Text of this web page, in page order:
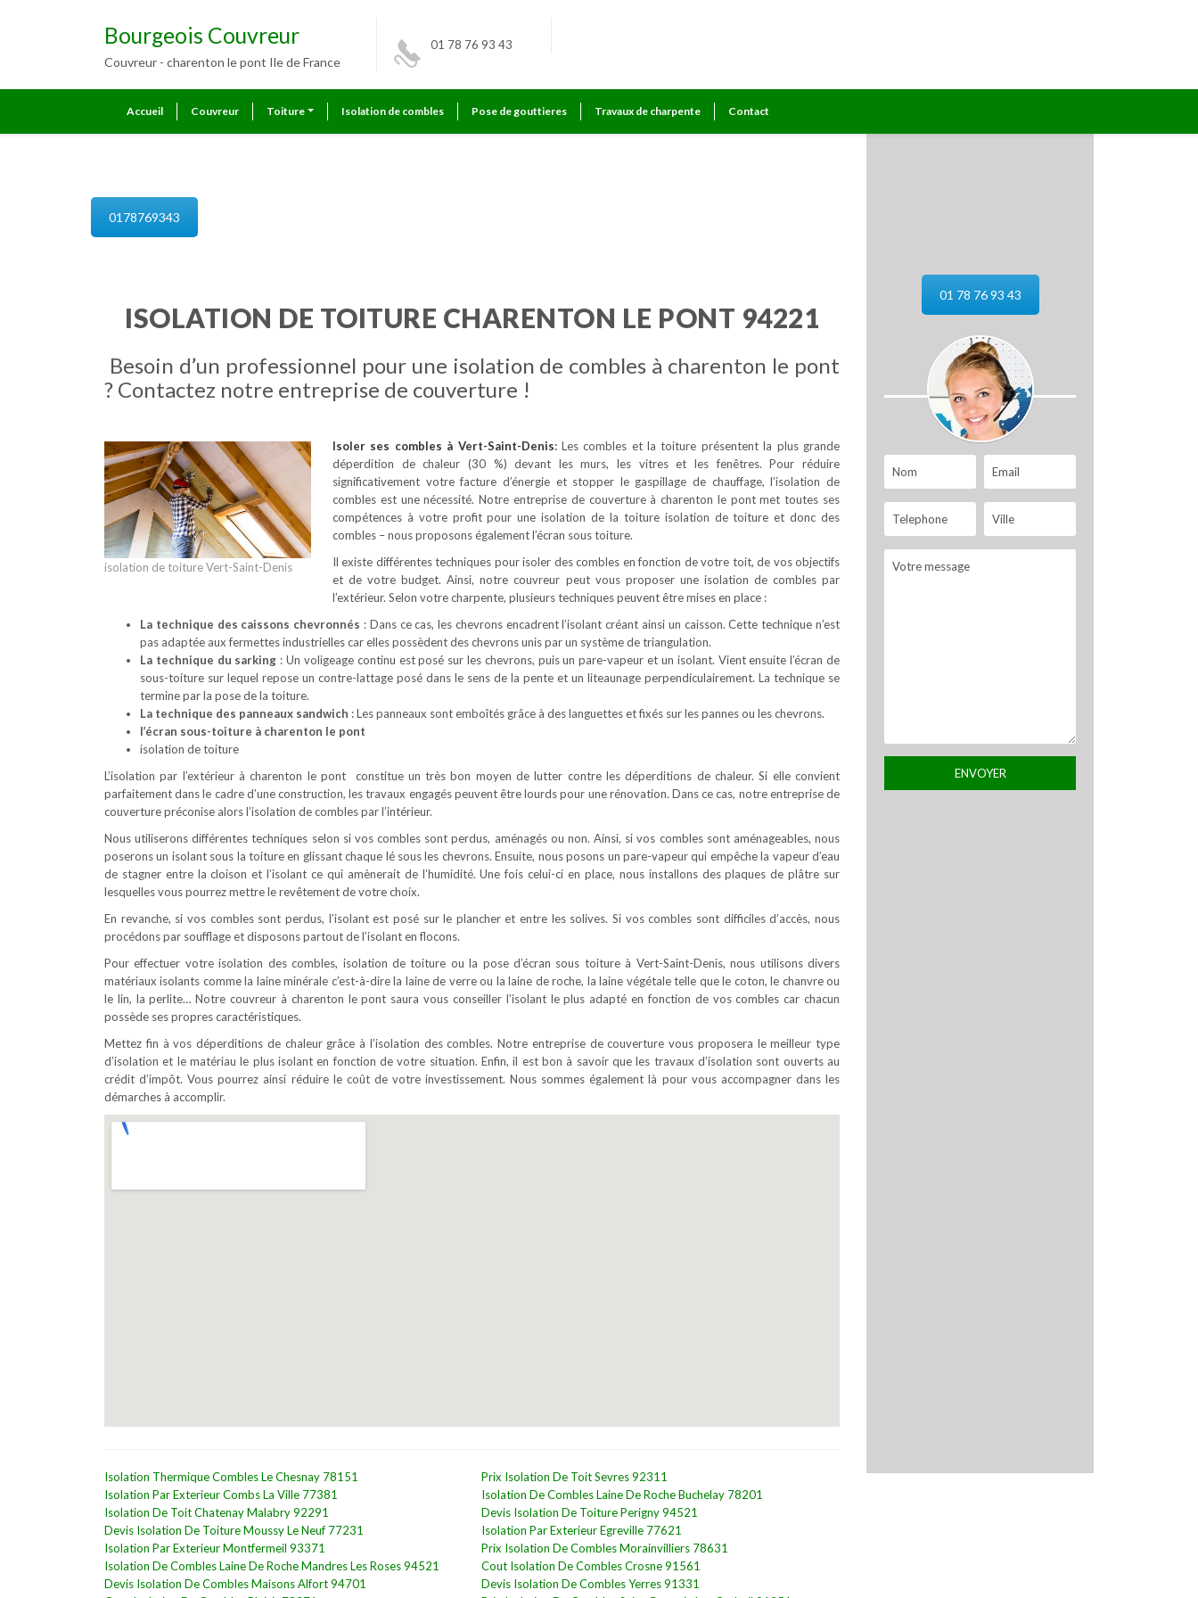
Bourgeois Couvreur
Couvreur - charenton le pont Ile de France
01 78 76 93 43
Accueil Couvreur Toiture Isolation de combles Pose de gouttieres Travaux de charpente Contact
0178769343
ISOLATION DE TOITURE CHARENTON LE PONT 94221
Besoin d’un professionnel pour une isolation de combles à charenton le pont
? Contactez notre entreprise de couverture !
isolation de toiture Vert-Saint-Denis
Isoler ses combles à Vert-Saint-Denis:Les combles et la toiture présentent la plus grande
déperdition de chaleur (30 %) devant les murs, les vitres et les fenêtres. Pour réduire
significativement votre facture d’énergie et stopper le gaspillage de chauffage, l’isolation de
combles est une nécessité. Notre entreprise de couverture à charenton le pont met toutes ses
compétences à votre profit pour une isolation de la toiture isolation de toiture et donc des
combles – nous proposons également l’écran sous toiture.
Il existe différentes techniques pour isoler des combles en fonction de votre toit, de vos objectifs
et de votre budget. Ainsi, notre couvreur peut vous proposer une isolation de combles par
l’extérieur. Selon votre charpente, plusieurs techniques peuvent être mises en place :
La technique des caissons chevronnés : Dans ce cas, les chevrons encadrent l’isolant créant ainsi un caisson. Cette technique n’est
pas adaptée aux fermettes industrielles car elles possèdent des chevrons unis par un système de triangulation.
La technique du sarking : Un voligeage continu est posé sur les chevrons, puis un pare-vapeur et un isolant. Vient ensuite l’écran de
sous-toiture sur lequel repose un contre-lattage posé dans le sens de la pente et un liteaunage perpendiculairement. La technique se
termine par la pose de la toiture.
La technique des panneaux sandwich : Les panneaux sont emboîtés grâce à des languettes et fixés sur les pannes ou les chevrons.
l’écran sous-toiture à charenton le pont
isolation de toiture
L’isolation par l’extérieur à charenton le pont constitue un très bon moyen de lutter contre les déperditions de chaleur. Si elle convient
parfaitement dans le cadre d’une construction, les travaux engagés peuvent être lourds pour une rénovation. Dans ce cas, notre entreprise de
couverture préconise alors l’isolation de combles par l’intérieur.
Nous utiliserons différentes techniques selon si vos combles sont perdus, aménagés ou non. Ainsi, si vos combles sont aménageables, nous
poserons un isolant sous la toiture en glissant chaque lé sous les chevrons. Ensuite, nous posons un pare-vapeur qui empêche la vapeur d’eau
de stagner entre la cloison et l’isolant ce qui amènerait de l’humidité. Une fois celui-ci en place, nous installons des plaques de plâtre sur
lesquelles vous pourrez mettre le revêtement de votre choix.
En revanche, si vos combles sont perdus, l’isolant est posé sur le plancher et entre les solives. Si vos combles sont difficiles d’accès, nous
procédons par soufflage et disposons partout de l’isolant en flocons.
Pour effectuer votre isolation des combles, isolation de toiture ou la pose d’écran sous toiture à Vert-Saint-Denis, nous utilisons divers
matériaux isolants comme la laine minérale c’est-à-dire la laine de verre ou la laine de roche, la laine végétale telle que le coton, le chanvre ou
le lin, la perlite… Notre couvreur à charenton le pont saura vous conseiller l’isolant le plus adapté en fonction de vos combles car chacun
possède ses propres caractéristiques.
Mettez fin à vos déperditions de chaleur grâce à l’isolation des combles. Notre entreprise de couverture vous proposera le meilleur type
d’isolation et le matériau le plus isolant en fonction de votre situation. Enfin, il est bon à savoir que les travaux d’isolation sont ouverts au
crédit d’impôt. Vous pourrez ainsi réduire le coût de votre investissement. Nous sommes également là pour vous accompagner dans les
démarches à accomplir.
Isolation Thermique Combles Le Chesnay 78151
Isolation Par Exterieur Combs La Ville 77381
Isolation De Toit Chatenay Malabry 92291
Devis Isolation De Toiture Moussy Le Neuf 77231
Isolation Par Exterieur Montfermeil 93371
Isolation De Combles Laine De Roche Mandres Les Roses 94521
Devis Isolation De Combles Maisons Alfort 94701
Prix Isolation De Toit Sevres 92311
Isolation De Combles Laine De Roche Buchelay 78201
Devis Isolation De Toiture Perigny 94521
Isolation Par Exterieur Egreville 77621
Prix Isolation De Combles Morainvilliers 78631
Cout Isolation De Combles Crosne 91561
Devis Isolation De Combles Yerres 91331
01 78 76 93 43